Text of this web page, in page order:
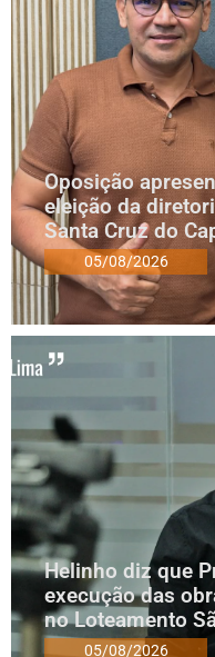
Oposição
eleição da
Santa Cruz do
05/08/2026
Helinho diz que
execução das
no Loteamento
05/08/2026